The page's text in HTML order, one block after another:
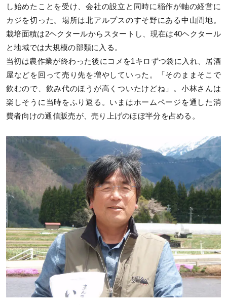
し始めたことを受け、会社の設立と同時に稲作が軸の経営に
カジを切った。場所は北アルプスのすそ野にある中山間地。
栽培面積は2ヘクタールからスタートし、現在は40ヘクタール
と地域では大規模の部類に入る。
当初は農作業が終わった後にコメを1キロずつ袋に入れ、居酒
屋などを回って売り先を増やしていった。「そのままそこで
飲むので、飲み代のほうが高くついたけどね」。小林さんは
楽しそうに当時をふり返る。いまはホームページを通した消
費者向けの通信販売が、売り上げのほぼ半分を占める。